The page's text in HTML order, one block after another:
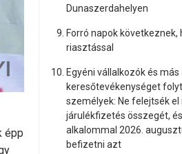
épp
Dunaszerdahelyen
Forró napok
riasztással
Egyéni vállalkozók és más
keresőtevékenységet
személyek: Ne felejtsék
járulékfizetés összegét,
alkalommal 2026.
befizetni azt